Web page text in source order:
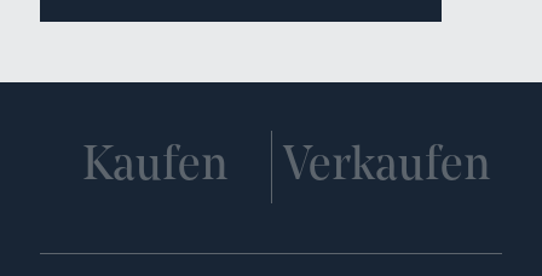
Kaufen Verkaufen